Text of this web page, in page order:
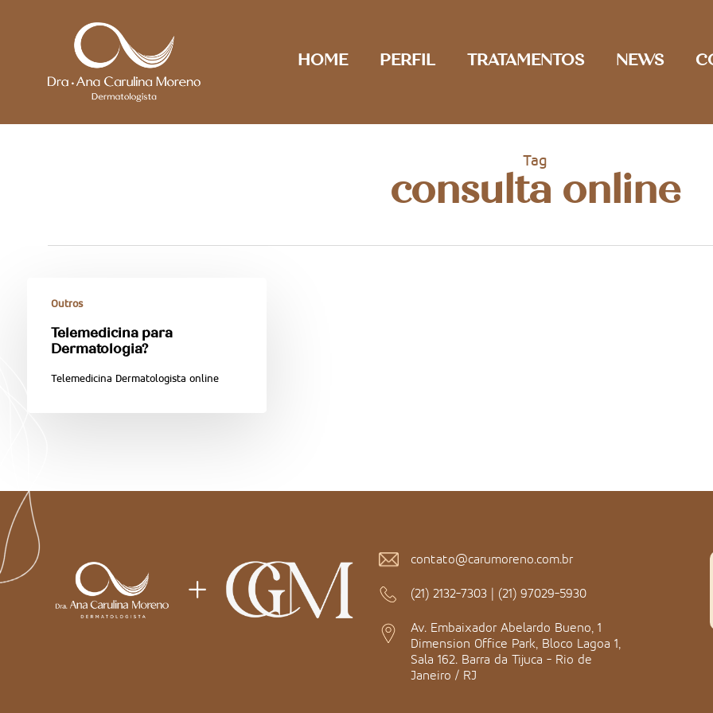
HOME PERFIL TRATAMENTOS NEWS
Tag
consulta online
Outros
Telemedicina para
Dermatologia?
Telemedicina Dermatologista online
contato@carumoreno.com.br
(21) 2132-7303 | (21) 97029-5930
Av. Embaixador Abelardo Bueno, 1
Dimension Office Park, Bloco Lagoa 1,
Sala 162. Barra da Tijuca - Rio de
Janeiro / RJ